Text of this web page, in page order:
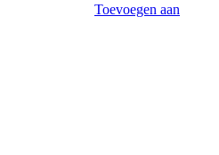
Toevoegen aan